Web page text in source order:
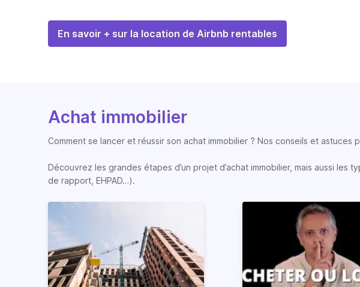
En savoir + sur la location de Airbnb rentables
Achat immobilier
Comment se lancer et réussir son achat immobilier ? Nos conseils et astuces
Découvrez les grandes étapes d’un projet d’achat immobilier, mais aussi
de rapport, EHPAD…).